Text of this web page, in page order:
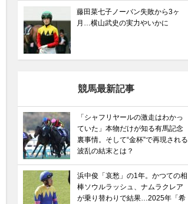
藤田菜七子ノーバン失敗から3ヶ
月…横山武史の実力やいかに
競馬最新記事
「シャフリヤールの激走はわかっ
ていた」本物だけが知る有馬記念
裏事情。そして“金杯”で再現される
波乱の結末とは？
浜中俊「哀愁」の1年。かつての相
棒ソウルラッシュ、ナムラクレア
が乗り替わりで結果…2025年「希